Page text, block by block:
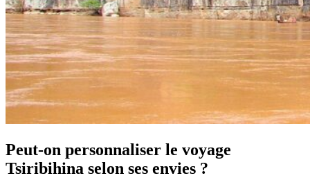
Peut-on personnaliser le voyage
Tsiribihina selon ses envies ?